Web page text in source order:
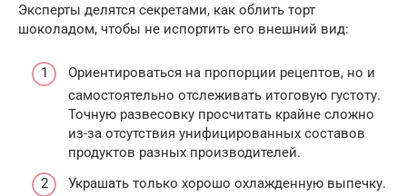
Эксперты делятся секретами, как облить торт
шоколадом, чтобы не испортить его внешний вид:
Ориентироваться на пропорции рецептов, но и
самостоятельно отслеживать итоговую густоту.
Точную развесовку просчитать крайне сложно
из-за отсутствия унифицированных составов
продуктов разных производителей.
Украшать только хорошо охлажденную выпечку.